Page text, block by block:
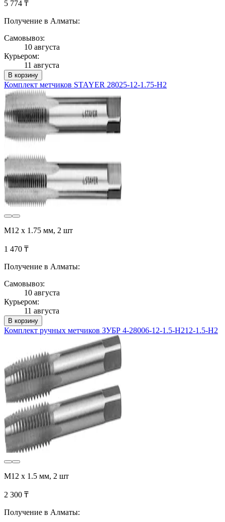
5 774 ₸
Получение в Алматы:
Самовывоз:
10 августа
Курьером:
11 августа
В корзину
Комплект метчиков STAYER 28025-12-1.75-H2
M12 х 1.75 мм, 2 шт
1 470 ₸
Получение в Алматы:
Самовывоз:
10 августа
Курьером:
11 августа
В корзину
Комплект ручных метчиков ЗУБР 4-28006-12-1.5-H212-1.5-H2
М12 x 1.5 мм, 2 шт
2 300 ₸
Получение в Алматы: